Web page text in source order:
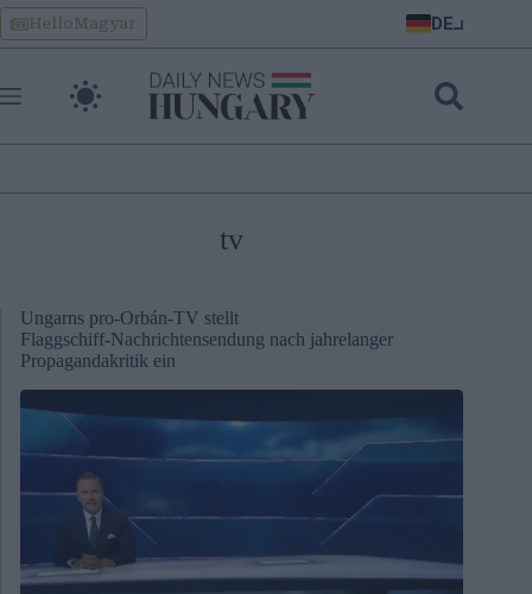
Skip
to
content
HelloMagyar DE
tv
Ungarns pro‑Orbán‑TV stellt
Flaggschiff‑Nachrichtensendung nach jahrelanger
Propagandakritik ein